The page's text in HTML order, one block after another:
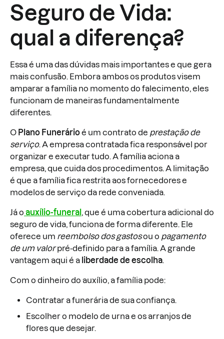
Seguro de Vida:
qual a diferença?
Essa é uma das dúvidas mais importantes e que gera
mais confusão. Embora ambos os produtos visem
amparar a família no momento do falecimento, eles
funcionam de maneiras fundamentalmente
diferentes.
O Plano Funerárioé um contrato de prestação de
serviço. A empresa contratada fica responsável por
organizar e executar tudo. A família aciona a
empresa, que cuida dos procedimentos. A limitação
é que a família fica restrita aos fornecedores e
modelos de serviço da rede conveniada.
Já o auxílio-funeral , que é uma cobertura adicional do
seguro de vida, funciona de forma diferente. Ele
oferece um reembolso dos gastosou o pagamento
de um valorpré-definido para a família. A grande
vantagem aqui é a liberdade de escolha.
Com o dinheiro do auxílio, a família pode:
Contratar a funerária de sua confiança.
Escolher o modelo de urna e os arranjos de
flores que desejar.